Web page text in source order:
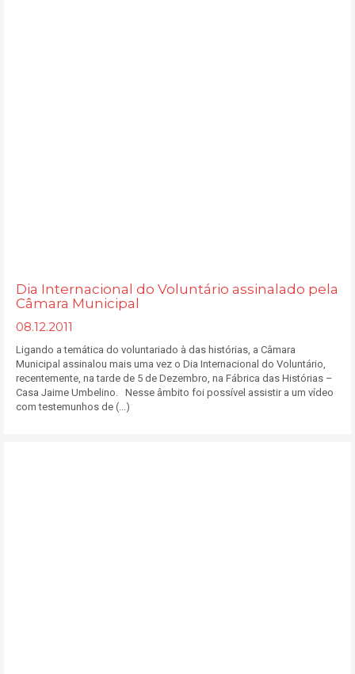
Dia Internacional do Voluntário assinalado pela
Câmara Municipal
08.12.2011
Ligando a temática do voluntariado à das histórias, a Câmara
Municipal assinalou mais uma vez o Dia Internacional do Voluntário,
recentemente, na tarde de 5 de Dezembro, na Fábrica das Histórias –
Casa Jaime Umbelino. Nesse âmbito foi possível assistir a um vídeo
com testemunhos de (...)